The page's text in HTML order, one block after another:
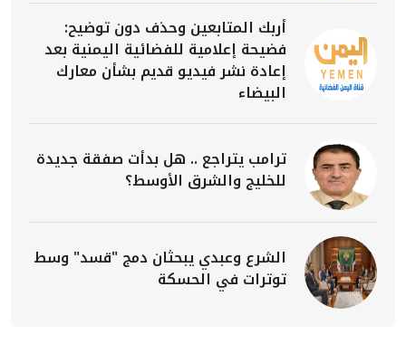
أربك المتابعين وحذف دون توضيح:
فضيحة إعلامية للفضائية اليمنية بعد
إعادة نشر فيديو قديم بشأن معارك
البيضاء
ترامب يتراجع .. هل بدأت صفقة جديدة
للخليج والشرق الأوسط؟
الشرع وعبدي يبحثان دمج "قسد" وسط
توترات في الحسكة